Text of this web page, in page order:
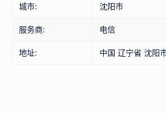
城市: 沈阳市
服务商: 电信
地址: 中国 辽宁省 沈阳